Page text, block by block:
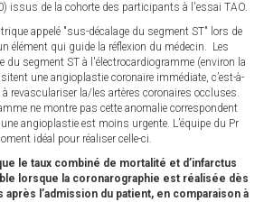
issus de la cohorte des participants à l'essai TAO.
appelé "sus-décalage du segment ST" lors de
élément qui guide la réflexion du médecin. Les
du segment ST à l'électrocardiogramme (environ la
une angioplastie coronaire immédiate, c’est-à-
revasculariser la/les artères coronaires occluses.
ne montre pas cette anomalie correspondent
angioplastie est moins urgente. L’équipe du Pr
idéal pour réaliser celle-ci.
le taux combiné de mortalité et d’infarctus
lorsque la coronarographie est réalisée dès
l’admission du patient, en comparaison à